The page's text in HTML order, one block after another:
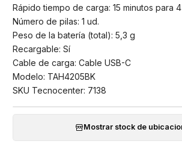
Rápido tiempo de carga: 15 minutos para
Número de pilas: 1 ud.
Peso de la batería (total): 5,3 g
Recargable: Sí
Cable de carga: Cable USB-C
Modelo: TAH4205BK
SKU Tecnocenter: 7138
Mostrar stock de